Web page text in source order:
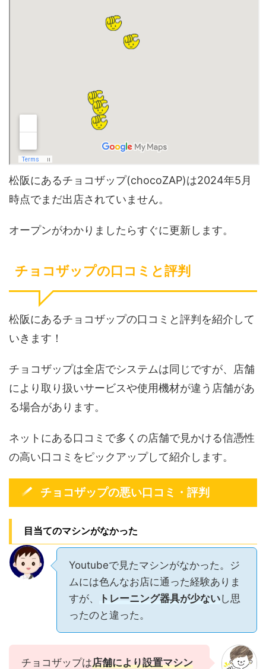
松阪にあるチョコザップ(chocoZAP)は2024年5月
時点でまだ出店されていません。
オープンがわかりましたらすぐに更新します。
チョコザップの口コミと評判
松阪にあるチョコザップの口コミと評判を紹介して
いきます！
チョコザップは全店でシステムは同じですが、店舗
により取り扱いサービスや使用機材が違う店舗があ
る場合があります。
ネットにある口コミで多くの店舗で見かける信憑性
の高い口コミをピックアップして紹介します。
チョコザップの悪い口コミ・評判
目当てのマシンがなかった
Youtubeで見たマシンがなかった。ジ
ムには色んなお店に通った経験ありま
すが、
トレーニング器具が少ないし思
ったのと違った。
チョコザップは店舗により設置マシン